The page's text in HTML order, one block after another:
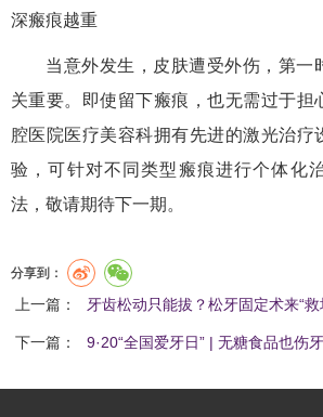
深瘢痕越重
当意外发生，皮肤遭受外伤，第一
关重要。即使留下瘢痕，也无需过于担
腔医院医疗美容科拥有先进的激光治疗
验，可针对不同类型瘢痕进行个体化
法，敬请期待下一期。
分享到：
上一篇： 牙齿松动只能拔？松牙固定术来“救
下一篇： 9·20“全国爱牙日” | 无糖食品也伤